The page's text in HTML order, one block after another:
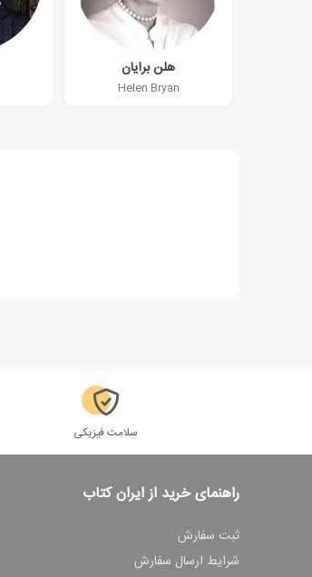
هلن برایان
Helen Bryan
سلامت فیزیکی
راهنمای خرید از ایران کتاب
ثبت سفارش
شرایط ارسال سفارش